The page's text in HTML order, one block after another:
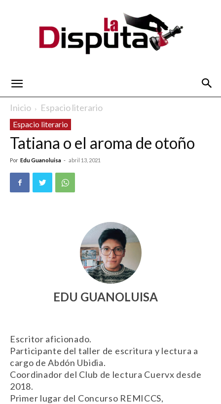
Inicio Espacio literario
Espacio literario
Tatiana o el aroma de otoño
Por Edu Guanoluisa - abril 13, 2021
EDU GUANOLUISA
Escritor aficionado.
Participante del taller de escritura y lectura a
cargo de Abdón Ubidia.
Coordinador del Club de lectura Cuervx desde
2018.
Primer lugar del Concurso REMICCS,